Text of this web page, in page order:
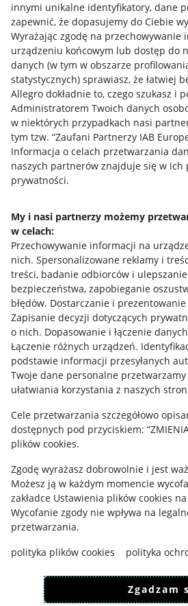
innymi unikalne identyfikatory, dane
zapewnić, że dopasujemy do Ciebie
Wyrażając zgodę na przechowywanie
urządzeniu końcowym lub dostęp do
danych (w tym w obszarze
statystycznych) sprawiasz, że łatwiej
Allegro dokładnie to, czego szukasz i
Administratorem Twoich danych
w niektórych przypadkach nasi
tym tzw. “Zaufani Partnerzy IAB
Informacja o celach przetwarzania
naszych partnerów znajduje się w ich
prywatności.
My i nasi partnerzy możemy
w celach:
Przechowywanie informacji na
nich. Spersonalizowane reklamy i
treści, badanie odbiorców i ulepszanie
bezpieczeństwa, zapobieganie
błędów. Dostarczanie i
Zapisanie decyzji dotyczących
o nich. Dopasowanie i łączenie
Łączenie różnych urządzeń.
podstawie informacji przesyłanych
Twoje dane personalne
ułatwiania korzystania z naszych stron
Cele przetwarzania szczegółowo
dostępnych pod przyciskiem:
plików cookies.
Zgodę wyrażasz dobrowolnie i jest
Możesz ją w każdym momencie
zakładce Ustawienia plików cookies
Wycofanie zgody nie wpływa na
przetwarzania.
polityka plików cookies
polityka
Zgadzam
Przydatne informacje
Jak to działa
Allegro Gadane dla sprzedających
Allegro Gadane dla kupujących
Mapa miejscowości
Informacje prawne
Regulamin
Polityka plików "cookies"
Ustawienia plików "cookies"
Udostępnianie lokalizacji
Informacje dla Aktu o Usługach
Pobierz aplikację